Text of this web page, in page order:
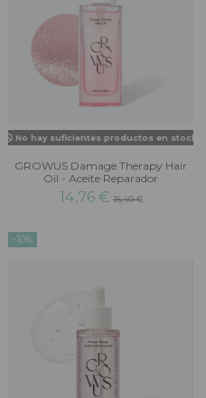
No hay suficientes productos en stock
GROWUS Damage Therapy Hair
Oil - Aceite Reparador
14,76 €16,40 €
-10%